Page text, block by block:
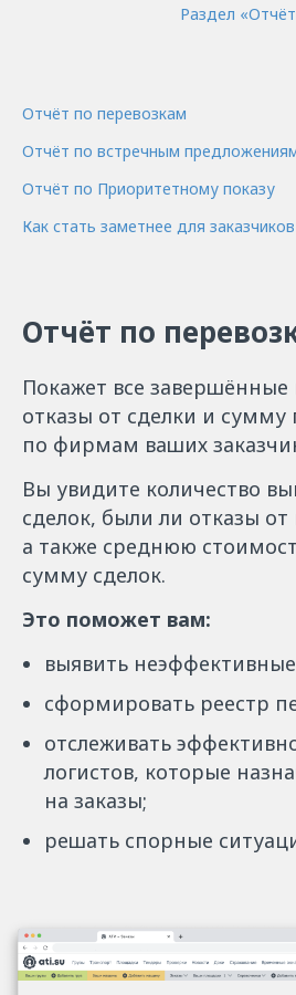
Раздел
Отчёт по перевозкам
Отчёт по встречным
Отчёт по Приоритетному показу
Как стать заметнее для заказчиков
Отчёт по
Покажет все
отказы от сделки и сумму
по фирмам ваших
Вы увидите количество
сделок, были ли отказы от
а также среднюю
сумму сделок.
Это поможет вам:
выявить
сформировать реестр
отслеживать
логистов, которые
на заказы;
решать спорные